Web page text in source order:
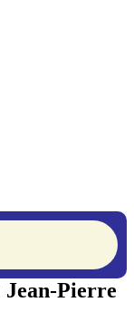
Jean-Pierre